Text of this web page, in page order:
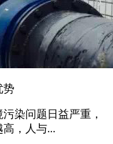
势
染问题日益严重，
，人与...